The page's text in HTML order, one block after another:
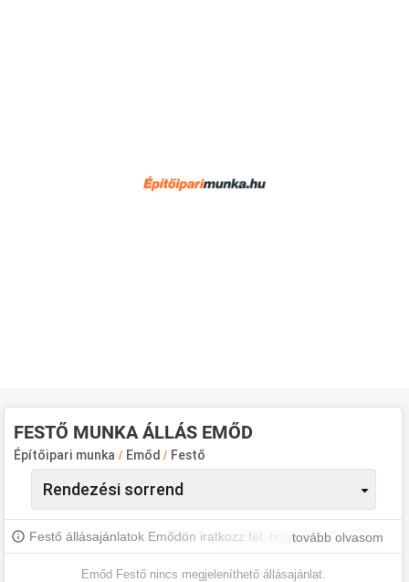
FESTŐ MUNKA ÁLLÁS EMŐD
Építőipari munka / Emőd/ Festő
Festő állásajánlatok Emődön iratkozz fel, hogy értesülj a
tovább olvasom
Emőd Festő nincs megjeleníthető állásajánlat.